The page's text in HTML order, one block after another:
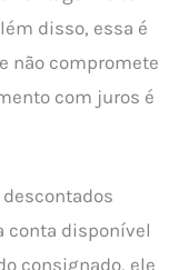
disso, essa é
não compromete
com juros é
conta disponível
consignado, ele